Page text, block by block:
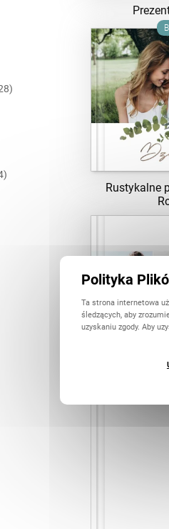
Rustykalne
Polityka
Ta strona internetowa
śledzących, aby
uzyskaniu zgody. Aby